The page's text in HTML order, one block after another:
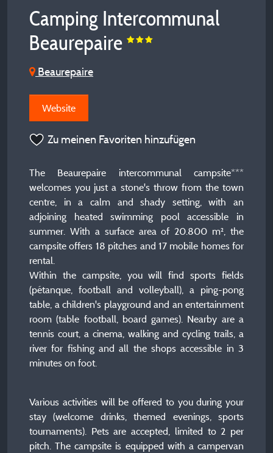
Camping Intercommunal
Beaurepaire
Beaurepaire
Website
Zu meinen Favoriten hinzufügen
The Beaurepaire intercommunal campsite***
welcomes you just a stone's throw from the town
centre, in a calm and shady setting, with an
adjoining heated swimming pool accessible in
summer. With a surface area of ​​20.800 m², the
campsite offers 18 pitches and 17 mobile homes for
rental.
Within the campsite, you will find sports fields
(pétanque, football and volleyball), a ping-pong
table, a children's playground and an entertainment
room (table football, board games). Nearby are a
tennis court, a cinema, walking and cycling trails, a
river for fishing and all the shops accessible in 3
minutes on foot.
Various activities will be offered to you during your
stay (welcome drinks, themed evenings, sports
tournaments). Pets are accepted, limited to 2 per
pitch. The campsite is equipped with a campervan